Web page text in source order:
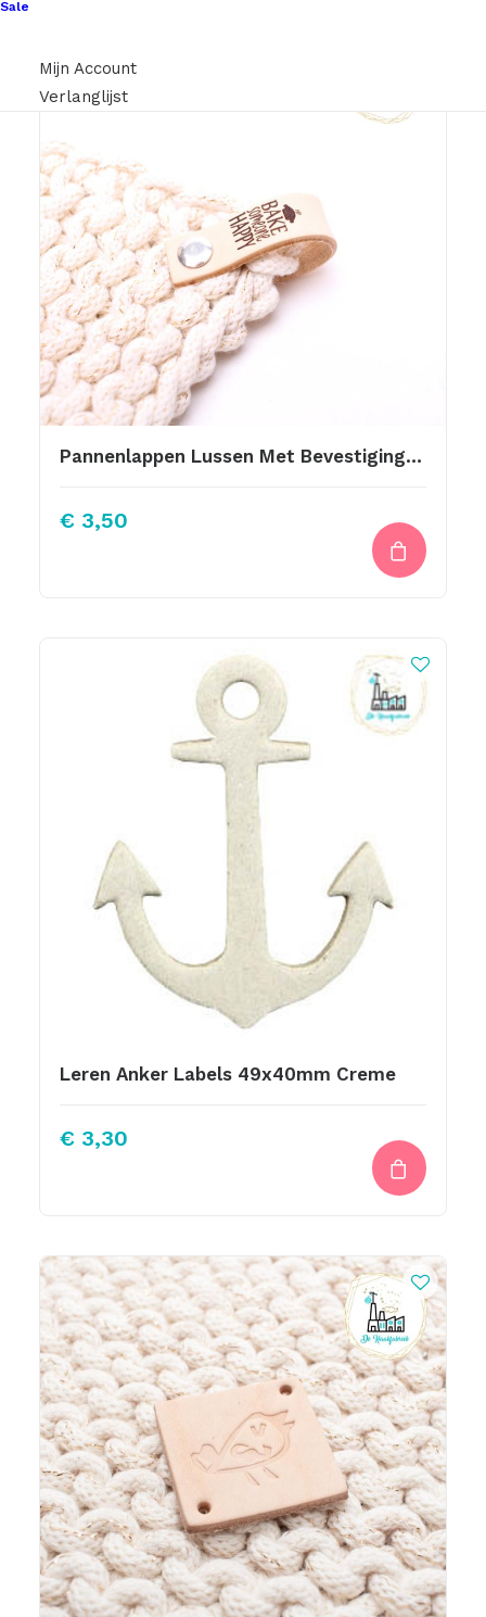
Sale
Mijn Account
Verlanglijst
Pannenlappen Lussen Met Bevestiging Schroef Bake Someone Happy 12 Br
€ 3,50
Leren Anker Labels 49x40mm Creme
€ 3,30